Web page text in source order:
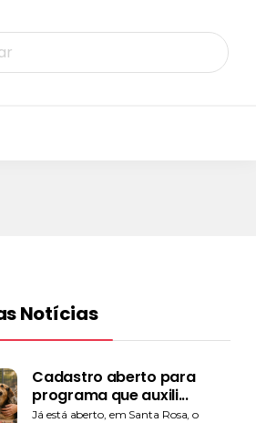
Notícias
Cadastro aberto para
programa que auxili...
Já está aberto, em Santa Rosa, o